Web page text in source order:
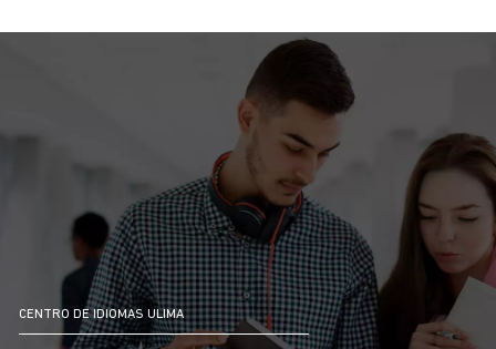
AYUDA
CENTRO DE IDIOMAS ULIMA